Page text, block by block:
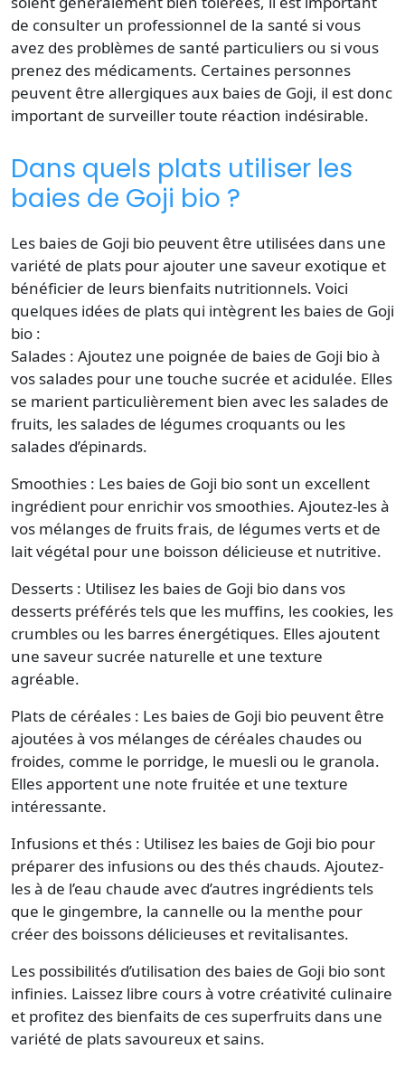
de consulter un professionnel de la santé si vous
avez des problèmes de santé particuliers ou si vous
prenez des médicaments. Certaines personnes
peuvent être allergiques aux baies de Goji, il est donc
important de surveiller toute réaction indésirable.
Dans quels plats utiliser les
baies de Goji bio ?
Les baies de Goji bio peuvent être utilisées dans une
variété de plats pour ajouter une saveur exotique et
bénéficier de leurs bienfaits nutritionnels. Voici
quelques idées de plats qui intègrent les baies de Goji
bio :
Salades : Ajoutez une poignée de baies de Goji bio à
vos salades pour une touche sucrée et acidulée. Elles
se marient particulièrement bien avec les salades de
fruits, les salades de légumes croquants ou les
salades d’épinards.
Smoothies : Les baies de Goji bio sont un excellent
ingrédient pour enrichir vos smoothies. Ajoutez-les à
vos mélanges de fruits frais, de légumes verts et de
lait végétal pour une boisson délicieuse et nutritive.
Desserts : Utilisez les baies de Goji bio dans vos
desserts préférés tels que les muffins, les cookies, les
crumbles ou les barres énergétiques. Elles ajoutent
une saveur sucrée naturelle et une texture
agréable.
Plats de céréales : Les baies de Goji bio peuvent être
ajoutées à vos mélanges de céréales chaudes ou
froides, comme le porridge, le muesli ou le granola.
Elles apportent une note fruitée et une texture
intéressante.
Infusions et thés : Utilisez les baies de Goji bio pour
préparer des infusions ou des thés chauds. Ajoutez-
les à de l’eau chaude avec d’autres ingrédients tels
que le gingembre, la cannelle ou la menthe pour
créer des boissons délicieuses et revitalisantes.
Les possibilités d’utilisation des baies de Goji bio sont
infinies. Laissez libre cours à votre créativité culinaire
et profitez des bienfaits de ces superfruits dans une
variété de plats savoureux et sains.